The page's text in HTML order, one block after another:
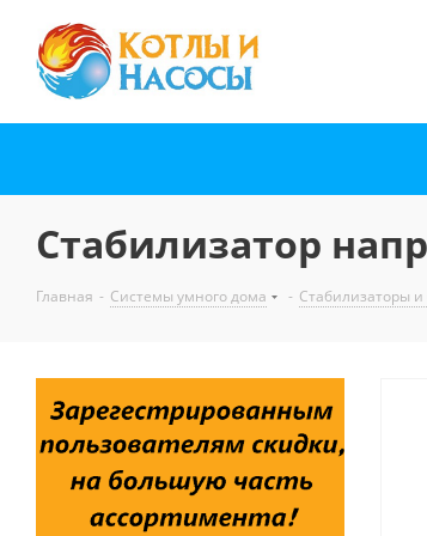
Стабилизатор
Главная - Системы умного дома - Стабилизаторы